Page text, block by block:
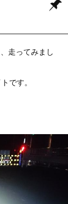
走ってみまし
です。